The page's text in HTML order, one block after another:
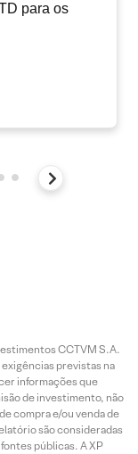
para os
CCTVM S.A.
exigências previstas na
informações que
de investimento, não
compra e/ou venda de
são consideradas
públicas. A XP